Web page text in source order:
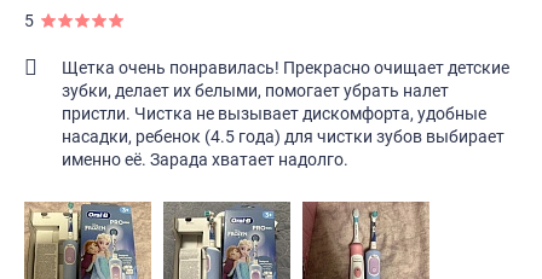
5
Щетка очень понравилась! Прекрасно очищает детские
зубки, делает их белыми, помогает убрать налет
пристли. Чистка не вызывает дискомфорта, удобные
насадки, ребенок (4.5 года) для чистки зубов выбирает
именно её. Зарада хватает надолго.